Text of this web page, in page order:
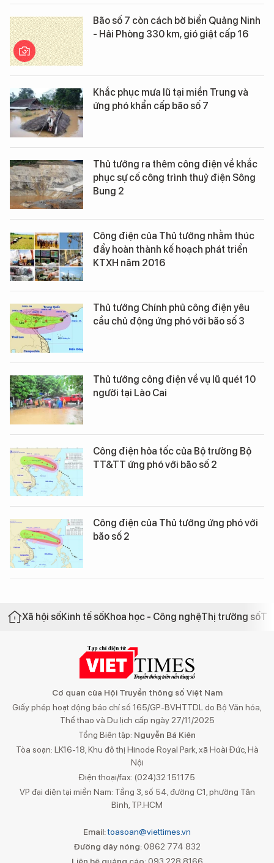
Bão số 7 còn cách bờ biển Quảng Ninh
- Hải Phòng 330 km, gió giật cấp 16
Khắc phục mưa lũ tại miền Trung và
ứng phó khẩn cấp bão số 7
Thủ tướng ra thêm công điện về khắc
phục sự cố công trình thuỷ điện Sông
Bung 2
Công điện của Thủ tướng nhằm thúc
đẩy hoàn thành kế hoạch phát triển
KTXH năm 2016
Thủ tướng Chính phủ công điện yêu
cầu chủ động ứng phó với bão số 3
Thủ tướng công điện về vụ lũ quét 10
người tại Lào Cai
Công điện hỏa tốc của Bộ trưởng Bộ
TT&TT ứng phó với bão số 2
Công điện của Thủ tướng ứng phó với
bão số 2
Xã hội sốKinh tế sốKhoa học - Công nghệThị trường số
Cơ quan của Hội Truyền thông số Việt Nam
Giấy phép hoạt động báo chí số 165/GP-BVHTTDL do Bộ Văn hóa,
Thể thao và Du lịch cấp ngày 27/11/2025
Tổng Biên tập: Nguyễn Bá Kiên
Tòa soạn: LK16-18, Khu đô thị Hinode Royal Park, xã Hoài Đức, Hà
Nội
Điện thoại/fax: (024)32 151175
VP đại diện tại miền Nam: Tầng 3, số 54, đường C1, phường Tân
Bình, TP.HCM
Email:toasoan@viettimes.vn
Đường dây nóng: 0862 774 832